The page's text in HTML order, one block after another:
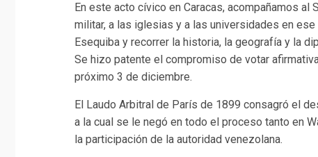
En este acto cívico en Caracas, acompañamos
militar, a las iglesias y a las universidades en
Esequiba y recorrer la historia, la geografía y la
Se hizo patente el compromiso de votar
próximo 3 de diciembre.
El Laudo Arbitral de París de 1899 consagró el
a la cual se le negó en todo el proceso tanto en
la participación de la autoridad venezolana.